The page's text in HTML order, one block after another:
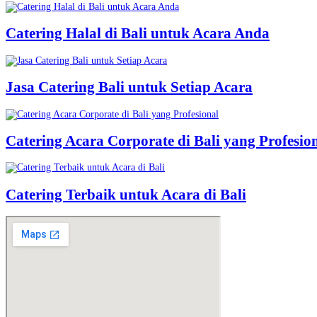
Catering Halal di Bali untuk Acara Anda
Jasa Catering Bali untuk Setiap Acara
Catering Acara Corporate di Bali yang
Catering Terbaik untuk Acara di Bali